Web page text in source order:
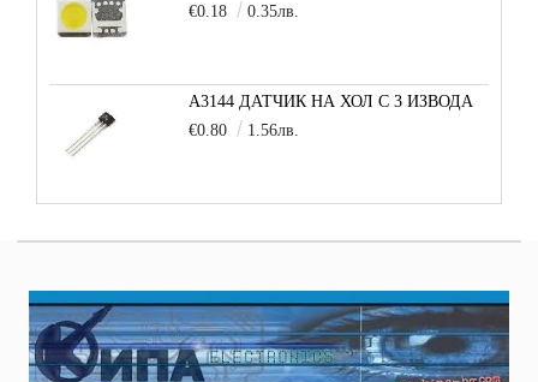
€0.18
0.35лв.
A3144 ДАТЧИК НА ХОЛ С 3 ИЗВОДА
€0.80
1.56лв.